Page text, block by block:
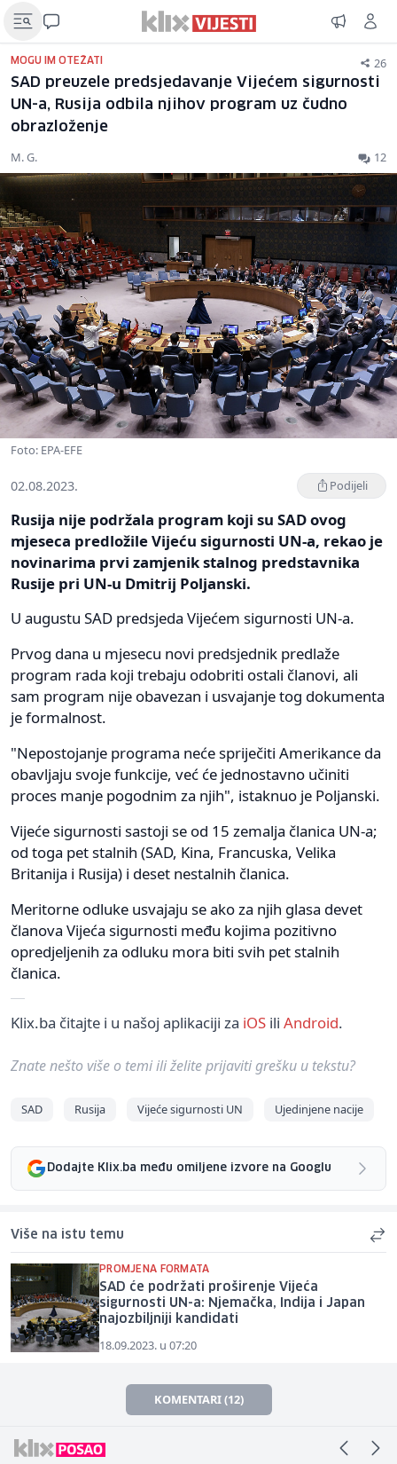
MOGU IM OTEŽATI 26
SAD preuzele predsjedavanje Vijećem sigurnosti
UN-a, Rusija odbila njihov program uz čudno
obrazloženje
M. G. 12
Foto: EPA-EFE
02.08.2023. Podijeli
Rusija nije podržala program koji su SAD ovog
mjeseca predložile Vijeću sigurnosti UN-a, rekao je
novinarima prvi zamjenik stalnog predstavnika
Rusije pri UN-u Dmitrij Poljanski.
U augustu SAD predsjeda Vijećem sigurnosti UN-a.
Prvog dana u mjesecu novi predsjednik predlaže
program rada koji trebaju odobriti ostali članovi, ali
sam program nije obavezan i usvajanje tog dokumenta
je formalnost.
"Nepostojanje programa neće spriječiti Amerikance da
obavljaju svoje funkcije, već će jednostavno učiniti
proces manje pogodnim za njih", istaknuo je Poljanski.
Vijeće sigurnosti sastoji se od 15 zemalja članica UN-a;
od toga pet stalnih (SAD, Kina, Francuska, Velika
Britanija i Rusija) i deset nestalnih članica.
Meritorne odluke usvajaju se ako za njih glasa devet
članova Vijeća sigurnosti među kojima pozitivno
opredjeljenih za odluku mora biti svih pet stalnih
članica.
Klix.ba čitajte i u našoj aplikaciji za iOS ili Android.
Znate nešto više o temi ili želite prijaviti grešku u tekstu?
SAD Rusija Vijeće sigurnosti UN Ujedinjene nacije
Dodajte Klix.ba među omiljene izvore na Googlu
Više na istu temu
PROMJENA FORMATA
SAD će podržati proširenje Vijeća
sigurnosti UN-a: Njemačka, Indija i Japan
najozbiljniji kandidati
18.09.2023. u 07:20
KOMENTARI (12)